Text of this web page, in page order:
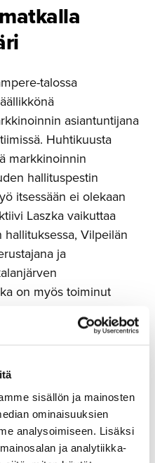
sisällön ja mainosten
ominaisuuksien
analysoimiseen. Lisäksi
ja analytiikka-
talossa
asiantuntijana
Huhtikuusta
markkinoinnin
hallituspestin
itsessään ei olekaan
Laszka vaikuttaa
Vilpeilän
ja
on myös toiminut
2020 alkaen.
verhoilun
parista
tai
sellaisenkin tämä